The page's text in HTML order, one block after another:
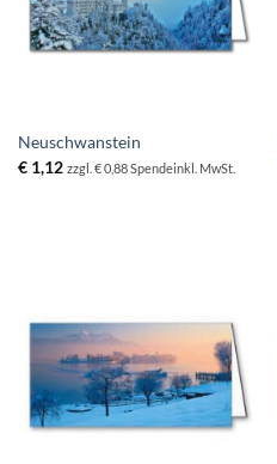
Neuschwanstein
€1,12 zzgl. € 0,88 Spendeinkl. MwSt.